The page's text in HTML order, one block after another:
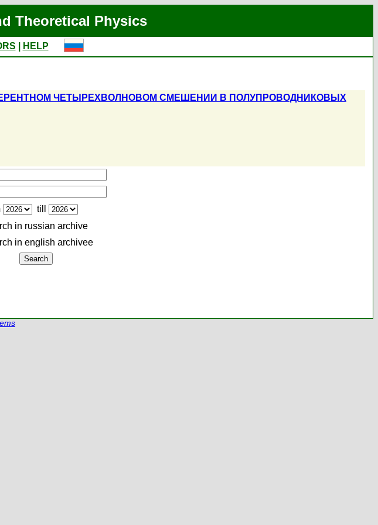
Theoretical Physics
HELP
ЧЕТЫРЕХВОЛНОВОМ СМЕШЕНИИ В ПОЛУПРОВОДНИКОВЫХ
till
in russian archive
in english archiveе